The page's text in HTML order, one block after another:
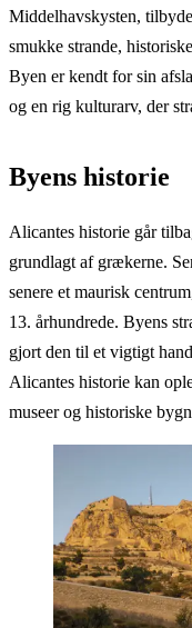
Middelhavskysten,
smukke strande,
Byen er kendt for sin
og en rig kulturarv, der
Byens historie
Alicantes historie går
grundlagt af grækerne.
senere et maurisk
13. århundrede. Byens
gjort den til et vigtigt
Alicantes historie kan
museer og historiske